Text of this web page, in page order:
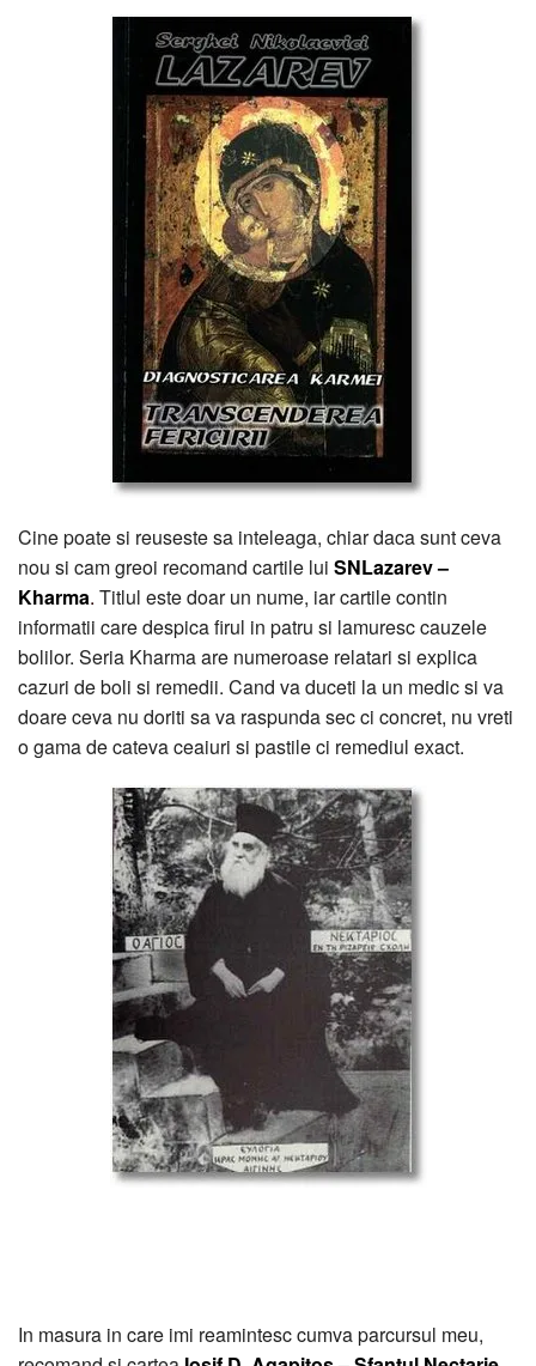
Cine poate si reuseste sa inteleaga, chiar daca sunt ceva
nou si cam greoi recomand cartile lui SNLazarev –
Kharma. Titlul este doar un nume, iar cartile contin
informatii care despica firul in patru si lamuresc cauzele
bolilor. Seria Kharma are numeroase relatari si explica
cazuri de boli si remedii. Cand va duceti la un medic si va
doare ceva nu doriti sa va raspunda sec ci concret, nu vreti
o gama de cateva ceaiuri si pastile ci remediul exact.
In masura in care imi reamintesc cumva parcursul meu,